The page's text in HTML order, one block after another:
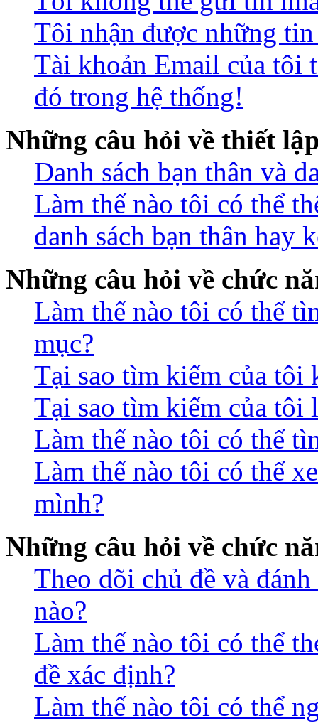
Tôi nhận được những
Tài khoản Email của tôi
đó trong hệ thống!
Những câu hỏi về thiết
Danh sách bạn thân và
Làm thế nào tôi có thể
danh sách bạn thân hay
Những câu hỏi về chức
Làm thế nào tôi có thể
mục?
Tại sao tìm kiếm của tôi
Tại sao tìm kiếm của tôi
Làm thế nào tôi có thể
Làm thế nào tôi có thể
mình?
Những câu hỏi về chức
Theo dõi chủ đề và
nào?
Làm thế nào tôi có thể
đề xác định?
Làm thế nào tôi có thể